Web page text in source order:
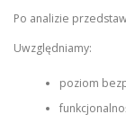
Po analizie
Uwzględniamy:
poziom